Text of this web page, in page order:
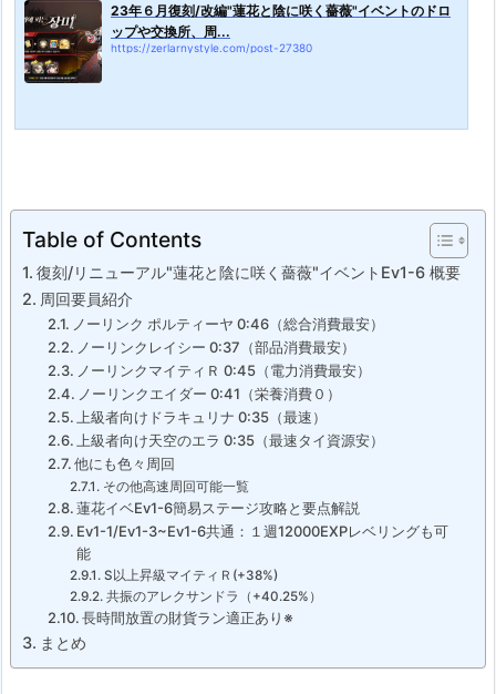
23年６月復刻/改編"蓮花と陰に咲く薔薇"イベントのドロ
ップや交換所、周...
https://zerlarnystyle.com/post-27380
Table of Contents
復刻/リニューアル"蓮花と陰に咲く薔薇"イベントEv1-6 概要
周回要員紹介
ノーリンク ポルティーヤ 0:46（総合消費最安）
ノーリンクレイシー 0:37（部品消費最安）
ノーリンクマイティＲ 0:45（電力消費最安）
ノーリンクエイダー 0:41（栄養消費０）
上級者向けドラキュリナ 0:35（最速）
上級者向け天空のエラ 0:35（最速タイ資源安）
他にも色々周回
その他高速周回可能一覧
蓮花イベEv1-6簡易ステージ攻略と要点解説
Ev1-1/Ev1-3~Ev1-6共通：１週12000EXPレベリングも可
能
S以上昇級マイティＲ(+38%)
共振のアレクサンドラ（+40.25%）
長時間放置の財貨ラン適正あり※
まとめ